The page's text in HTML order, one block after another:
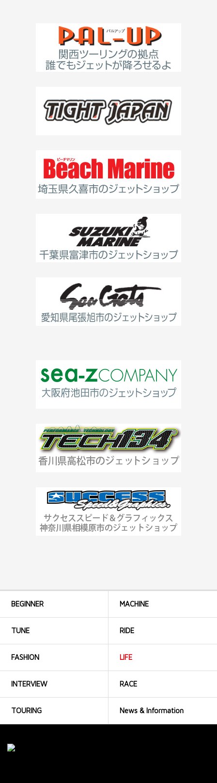
BEGINNER MACHINE
TUNE RIDE
FASHION LIFE
INTERVIEW RACE
TOURING News & Information